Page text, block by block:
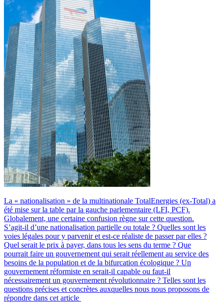
La « nationalisation » de la multinationale TotalEnergies (ex-Total) a
été mise sur la table par la gauche parlementaire (LFI, PCF).
Globalement, une certaine confusion règne sur cette question.
S’agit-il d’une nationalisation partielle ou totale ? Quelles sont les
voies légales pour y parvenir et est-ce réaliste de passer par elles ?
Quel serait le prix à payer, dans tous les sens du terme ? Que
pourrait faire un gouvernement qui serait réellement au service des
besoins de la population et de la bifurcation écologique ? Un
gouvernement réformiste en serait-il capable ou faut-il
nécessairement un gouvernement révolutionnaire ? Telles sont les
questions précises et concrètes auxquelles nous nous proposons de
répondre dans cet article